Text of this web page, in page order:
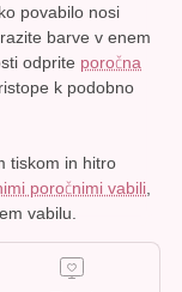
povabilo nosi
barve v enem
odprite poročna
k podobno
tiskom in hitro
poročnimi vabili
vabilu.